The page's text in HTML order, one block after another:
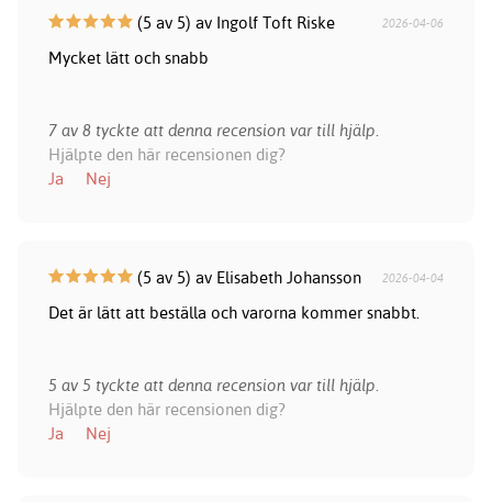
(5 av 5) av Ingolf Toft Riske 2026-04-06
Mycket lätt och snabb
7 av 8 tyckte att denna recension var till hjälp.
Hjälpte den här recensionen dig?
Ja
Nej
(5 av 5) av Elisabeth Johansson 2026-04-04
Det är lätt att beställa och varorna kommer snabbt.
5 av 5 tyckte att denna recension var till hjälp.
Hjälpte den här recensionen dig?
Ja
Nej